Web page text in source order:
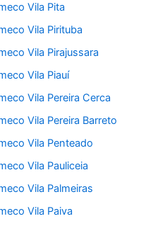
Vila Pita
Vila Pirituba
Vila Pirajussara
Vila Piauí
Vila Pereira Cerca
Vila Pereira Barreto
Vila Penteado
Vila Pauliceia
Vila Palmeiras
Vila Paiva